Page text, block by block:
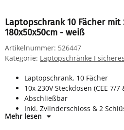
Laptopschrank 10 Fächer mit
180x50x50cm - weiß
Artikelnummer: 526447
Kategorie: Laptopschränke I
Laptopschrank, 10 Fächer
10x 230V Steckdosen (CEE 7/7
Abschließbar
Inkl. Zylinderschloss & 2
Optimale Belüftung durch
Mehr lesen